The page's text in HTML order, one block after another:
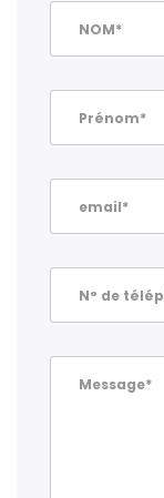
NOM*
Prénom*
email*
N° de
Message*